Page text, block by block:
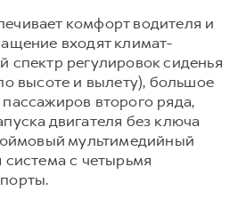
комфорт водителя и
входят климат-
спектр регулировок сиденья
высоте и вылету), большое
второго ряда,
двигателя без ключа
мультимедийный
система с четырьмя